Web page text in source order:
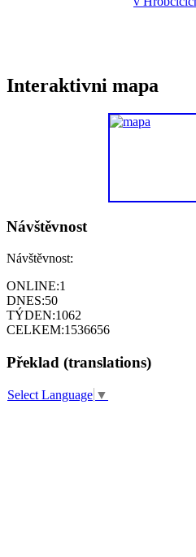
Interaktivni mapa
Návštěvnost
Návštěvnost:
ONLINE:1
DNES:50
TÝDEN:1062
CELKEM:1536656
Překlad (translations)
Select Language ▼